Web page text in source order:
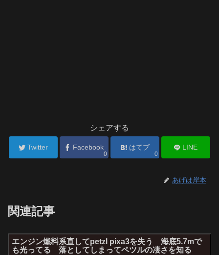
シェアする
Twitter Facebook
0
はてブ
0
LINE
あげは岸本
関連記事
エンジン燃料系直してpetzl pixa3を失う 海底5.7mで
も光ってる 落としてしまってペツルの凄さを知る